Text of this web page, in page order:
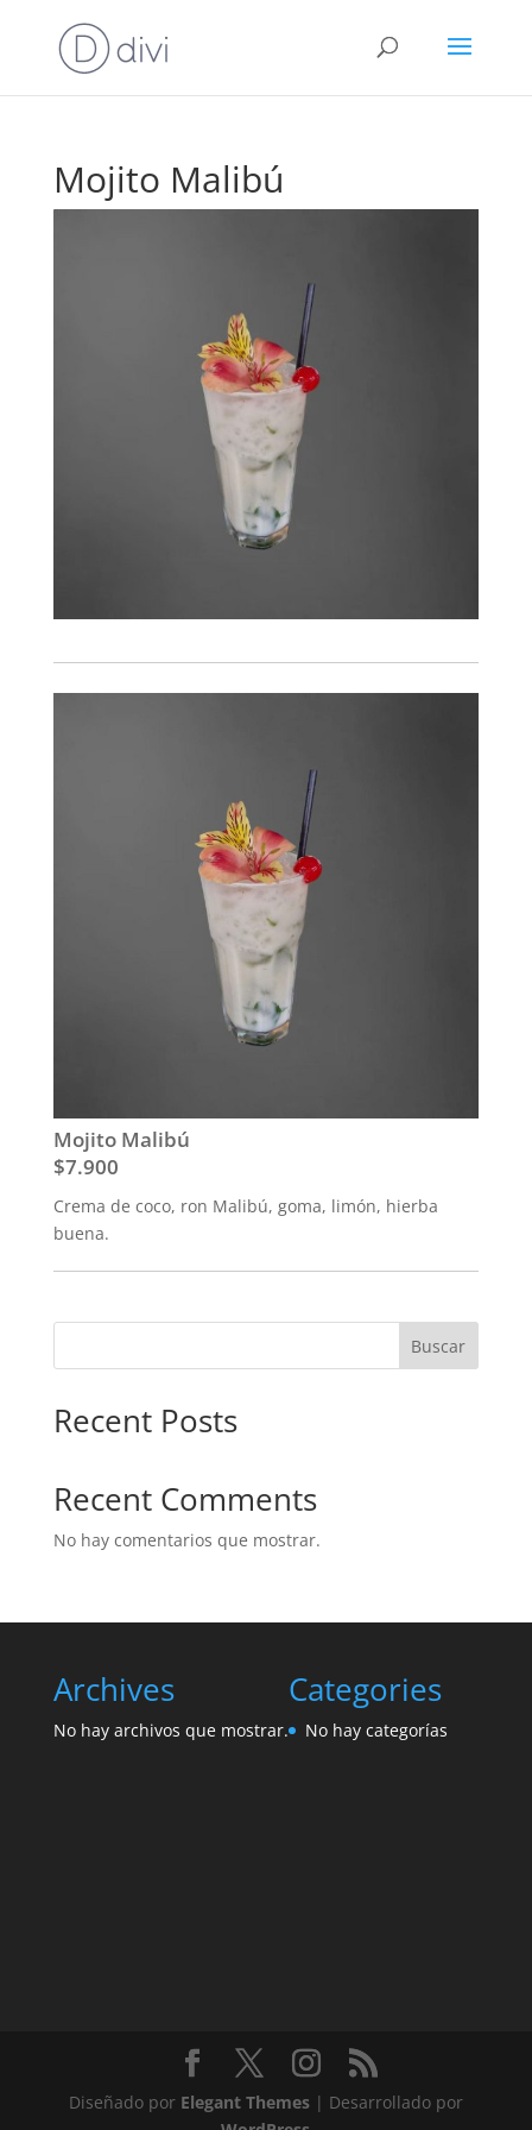
Mojito Malibú
Mojito Malibú
$7.900
Crema de coco, ron Malibú, goma, limón, hierba
buena.
Buscar
Recent Posts
Recent Comments
No hay comentarios que mostrar.
Archives
No hay archivos que mostrar.
Categories
No hay categorías
Diseñado por Elegant Themes| Desarrollado por